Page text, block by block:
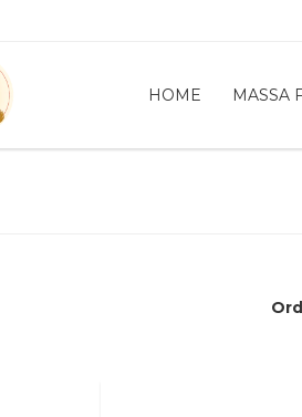
HOME MASSA